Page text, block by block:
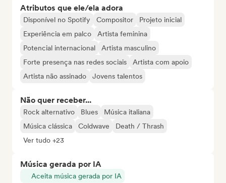
Atributos que ele/ela adora
Disponível no Spotify Compositor
Projeto inicial
Experiência em palco
Artista feminina
Potencial internacional
Artista masculino
Forte presença nas redes sociais
Artista com apoio
Artista não assinado
Jovens talentos
Não quer receber...
Rock alternativo Blues
Música italiana
Música clássica
Coldwave
Death / Thrash
Ver tudo +23
Música gerada por IA
Aceita música gerada por IA